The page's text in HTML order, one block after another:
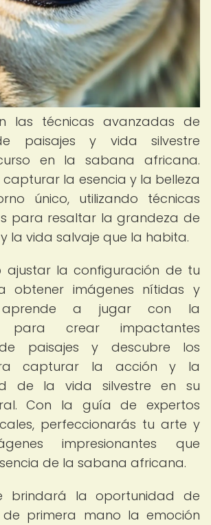
las técnicas avanzadas de
paisajes y vida silvestre
en la sabana africana.
la esencia y la belleza
único, utilizando técnicas
para resaltar la grandeza de
la vida salvaje que la habita.
ajustar la configuración de tu
obtener imágenes nítidas y
aprende a jugar con la
para crear impactantes
paisajes y descubre los
capturar la acción y la
de la vida silvestre en su
Con la guía de expertos
perfeccionarás tu arte y
impresionantes que
de la sabana africana.
brindará la oportunidad de
de primera mano la emoción